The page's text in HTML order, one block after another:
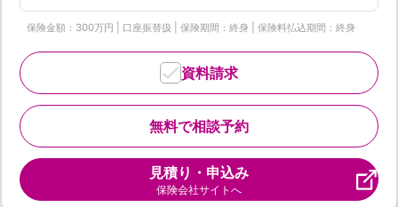
保険金額：300万円 | 口座振替扱 | 保険期間：終身 | 保険料払込期間：終身
無料で相談予約
資料請求
見積り・申込み
保険会社サイトへ